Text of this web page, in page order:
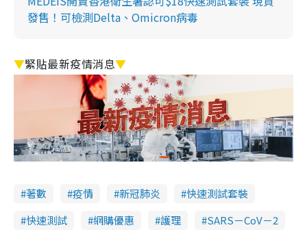
發售！可檢測Delta、Omicron病毒
▼緊貼最新疫情消息▼
著數 疫情 新冠肺炎
快速測試套裝
快速測試
網購優惠 護理
SARS－CoV－2